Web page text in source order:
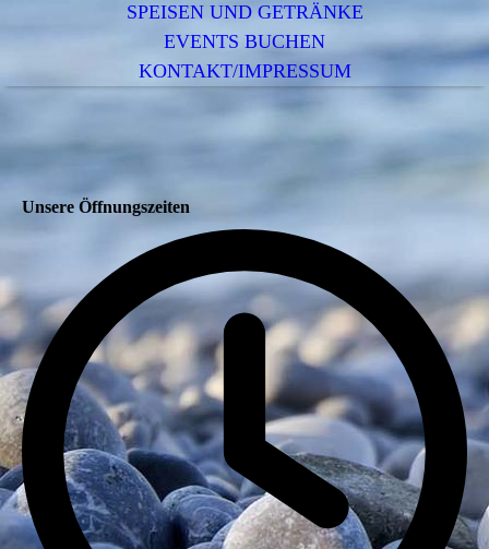
SPEISEN UND GETRÄNKE
EVENTS BUCHEN
KONTAKT/IMPRESSUM
Unsere Öffnungszeiten